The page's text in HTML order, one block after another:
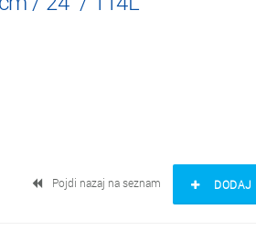
Pojdi nazaj na seznam DODAJ